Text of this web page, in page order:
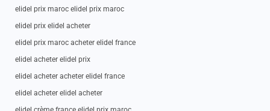
elidel prix maroc elidel prix maroc
elidel prix elidel acheter
elidel prix maroc acheter elidel france
elidel acheter elidel prix
elidel acheter acheter elidel france
elidel acheter elidel acheter